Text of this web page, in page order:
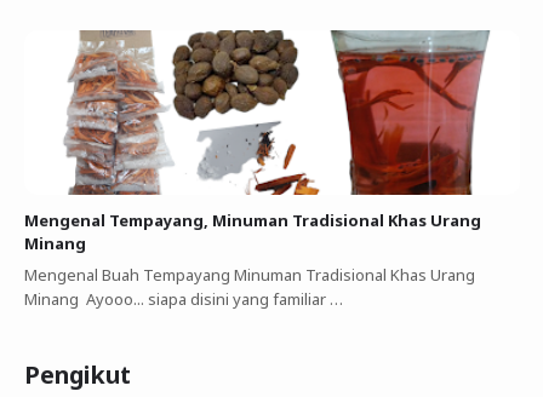
Mengenal Tempayang, Minuman Tradisional Khas Urang
Minang
Mengenal Buah Tempayang Minuman Tradisional Khas Urang
Minang Ayooo... siapa disini yang familiar …
Pengikut